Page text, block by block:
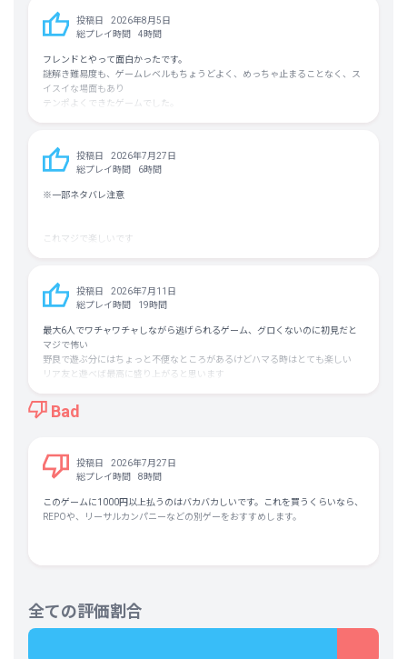
平均実績解除率 26.0%（6/22）
フォロワー数 76,082人
投稿日
2026年8月5日
総プレイ時間
4時間
フレンドとやって面白かったです。
謎解き難易度も、ゲームレベルもちょうどよく、めっちゃ止まることなく、ス
イスイな場面もあり
テンポよくできたゲームでした。
投稿日
2026年7月27日
総プレイ時間
6時間
※一部ネタバレ注意
これマジで楽しいです
ただマルチ推奨です
マップがランダム生成な上にバカ広いのにマルチと同じ量のタスクを1人で全
てやるのでシンプルにソロはめんどくさいです()
ただし野良マルチは海外プレイヤーが多めです
身内とやる場合はゲーム内VCでやるとリアル感が増すのでおすすめです
ちなみにマップは少なめですけどまだ開発中みたいでよく仕様変更とかが来る
ので今後も期待できる作品だと思います
血に飢えたゲーム廃人にも結構おすすめです
投稿日
2026年7月11日
総プレイ時間
19時間
最大6人でワチャワチャしながら逃げられるゲーム、グロくないのに初見だと
マジで怖い
野良で遊ぶ分にはちょっと不便なところがあるけどハマる時はとても楽しい
リア友と遊べば最高に盛り上がると思います
・ボイスチャットができると良い（意思疎通ができれば盛り上がる）
・Rキーでホイッスルを吹ける(ダウンした時に人を呼ぼう)
む)
・錆びたボルトカッターは拾ったステージ以降も使えるので大事にしよう
Bad
投稿日
2026年7月27日
総プレイ時間
8時間
このゲームに1000円以上払うのはバカバカしいです。これを買うくらいなら、
REPOや、リーサルカンパニーなどの別ゲーをおすすめします。
全ての評価割合